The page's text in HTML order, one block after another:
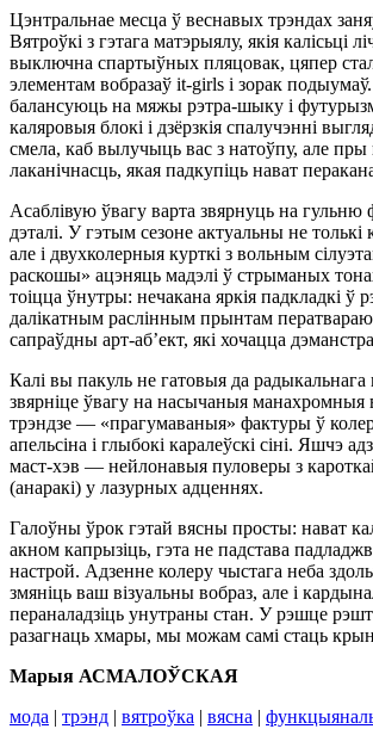
Цэнтральнае месца ў веснавых трэндах
Вятроўкі з гэтага матэрыялу, якія калісьці
выключна спартыўных пляцовак, цяпер
элементам вобразаў it-girls і зорак
балансуюць на мяжы рэтра-шыку і
каляровыя блокі і дзёрзкія спалучэнні
смела, каб вылучыць вас з натоўпу, але
лаканічнасць, якая падкупіць нават
Асаблівую ўвагу варта звярнуць на гульню
дэталі. У гэтым сезоне актуальны не толькі
але і двухколерныя курткі з вольным
раскошы» ацэняць мадэлі ў стрыманых
тоіцца ўнутры: нечакана яркія падкладкі ў
далікатным раслінным прынтам
сапраўдны арт-аб’ект, які хочацца
Калі вы пакуль не гатовыя да радыкальнага
звярніце ўвагу на насычаныя
трэндзе — «прагумаваныя» фактуры ў
апельсіна і глыбокі каралеўскі сіні. Яшчэ
маст-хэв — нейлонавыя пуловеры з
(анаракі) у лазурных адценнях.
Галоўны ўрок гэтай вясны просты: нават
акном капрызіць, гэта не падстава
настрой. Адзенне колеру чыстага неба
змяніць ваш візуальны вобраз, але і
пераналадзіць унутраны стан. У рэшце
разагнаць хмары, мы можам самі стаць
Марыя АСМАЛОЎСКАЯ
мода | трэнд | вятроўка | вясна |